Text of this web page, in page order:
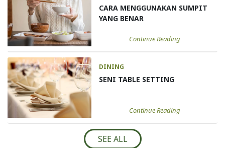
CARA MENGGUNAKAN SUMPIT
YANG BENAR
Continue Reading
DINING
SENI TABLE SETTING
Continue Reading
SEE ALL